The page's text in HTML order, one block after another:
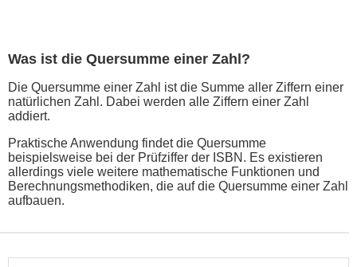
Was ist die Quersumme einer Zahl?
Die Quersumme einer Zahl ist die Summe aller Ziffern einer
natürlichen Zahl. Dabei werden alle Ziffern einer Zahl
addiert.
Praktische Anwendung findet die Quersumme
beispielsweise bei der Prüfziffer der ISBN. Es existieren
allerdings viele weitere mathematische Funktionen und
Berechnungsmethodiken, die auf die Quersumme einer Zahl
aufbauen.